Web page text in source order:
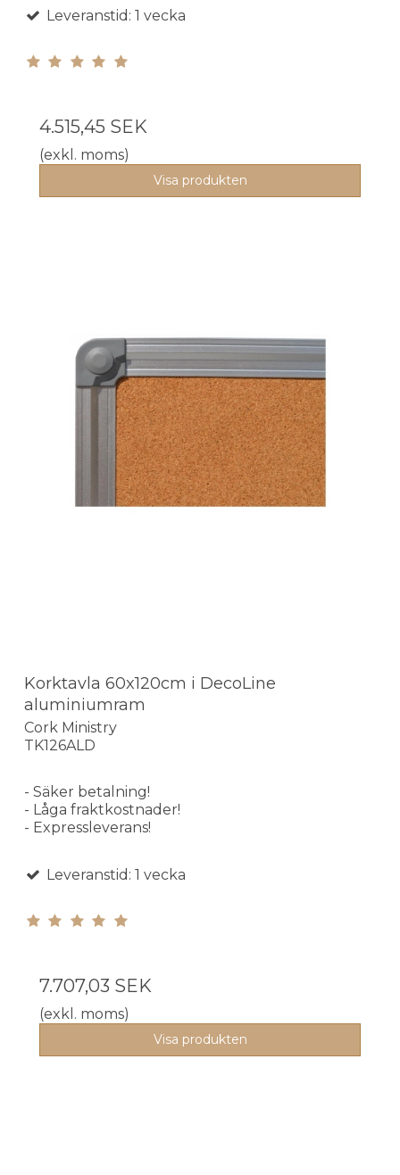
Leveranstid: 1 vecka
4.515,45 SEK
(exkl. moms)
Visa produkten
Korktavla 60x120cm i DecoLine
aluminiumram
Cork Ministry
TK126ALD
- Säker betalning!
- Låga fraktkostnader!
- Expressleverans!
Leveranstid: 1 vecka
7.707,03 SEK
(exkl. moms)
Visa produkten